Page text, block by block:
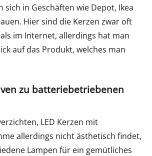
sich in Geschäften wie Depot, Ikea
Hier sind die Kerzen zwar oft
im Internet, allerdings hat man
auf das Produkt, welches man
zu batteriebetriebenen
LED Kerzen mit
allerdings nicht ästhetisch findet,
Lampen für ein gemütliches